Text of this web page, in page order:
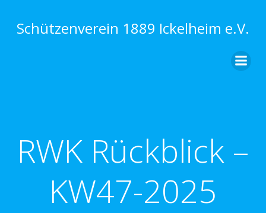
Inhalt
springen
Schützenverein 1889 Ickelheim e.V.
RWK Rückblick –
KW47-2025